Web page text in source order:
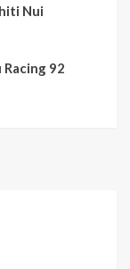
Nui
Racing 92